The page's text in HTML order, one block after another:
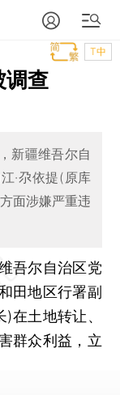
T中
调查
新疆维吾尔自
·尕依提(原库
面涉嫌严重违
吾尔自治区党
田地区行署副
在土地转让、
群众利益，立